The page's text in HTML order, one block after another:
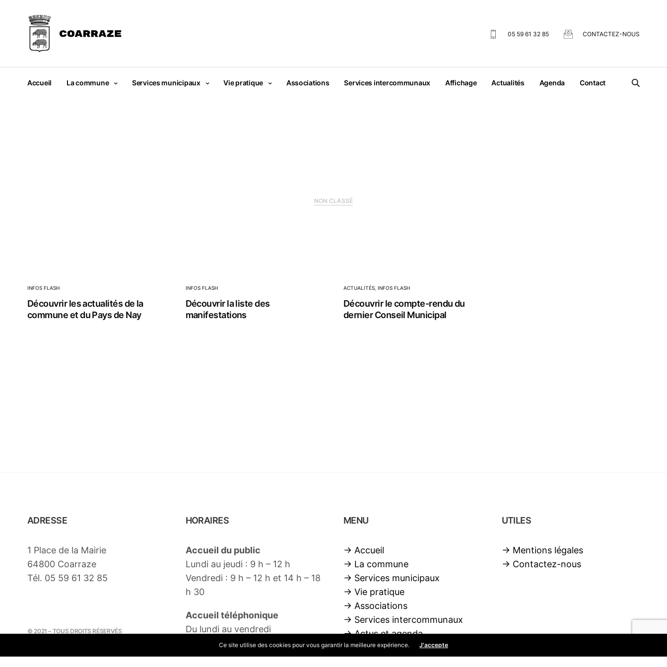
05 59 61 32 85 CONTACTEZ-NOUS
Accueil La commune Services municipaux Vie pratique Associations Services intercommunaux Affichage Actualités Agenda Contact
NON CLASSÉ
INFOS FLASH
Découvrir les actualités de la
commune et du Pays de Nay
INFOS FLASH
Découvrir la liste des
manifestations
ACTUALITÉS INFOS FLASH
Découvrir le compte-rendu du
dernier Conseil Municipal
ADRESSE
1 Place de la Mairie
64800 Coarraze
Tél. 05 59 61 32 85
© 2021 – TOUS DROITS RÉSERVÉS
HORAIRES
Accueil du public
Lundi au jeudi : 9 h – 12 h
Vendredi : 9 h – 12 h et 14 h – 18
h 30
Accueil téléphonique
Du lundi au vendredi
09h00 – 12h00 / 14h00 – 18h30
MENU
→ Accueil
→ La commune
→ Services municipaux
→ Vie pratique
→ Associations
→ Services intercommunaux
→ Actus et agenda
→ Contact
UTILES
→ Mentions légales
→ Contactez-nous
Ce site utilise des cookies pour vous garantir la meilleure expérience. J'accepte